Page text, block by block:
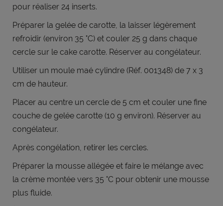
pour réaliser 24 inserts.
Préparer la gelée de carotte, la laisser légèrement
refroidir (environ 35 °C) et couler 25 g dans chaque
cercle sur le cake carotte. Réserver au congélateur.
Utiliser un moule maé cylindre (Réf. 001348) de 7 x 3
cm de hauteur.
Placer au centre un cercle de 5 cm et couler une fine
couche de gelée carotte (10 g environ). Réserver au
congélateur.
Après congélation, retirer les cercles.
Préparer la mousse allégée et faire le mélange avec
la crème montée vers 35 °C pour obtenir une mousse
plus fluide.